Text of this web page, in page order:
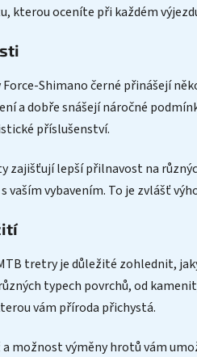
kterou oceníte při každém
Shimano černé přinášejí
a dobře snášejí náročné
příslušenství.
zajišťují lepší přilnavost na
vaším vybavením. To je zvlášť
tretry je důležité zohlednit,
typech povrchů, od
vám příroda přichystá.
možnost výměny hrotů vám